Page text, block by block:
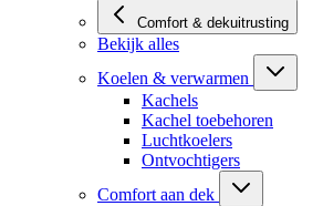
Comfort & dekuitrusting
Bekijk alles
Koelen & verwarmen
Kachels
Kachel toebehoren
Luchtkoelers
Ontvochtigers
Comfort aan dek